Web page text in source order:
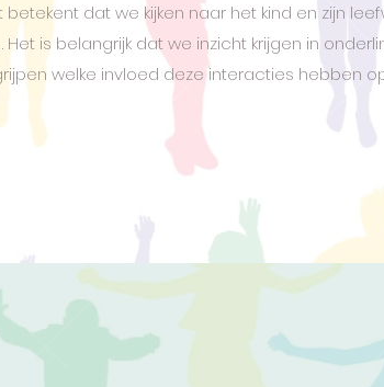
dat we kijken naar het kind en zijn
is belangrijk dat we inzicht krijgen in
welke invloed deze interacties hebben